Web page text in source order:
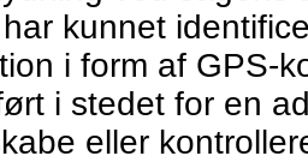
kunnet
i form af GPS-
i stedet for en
eller